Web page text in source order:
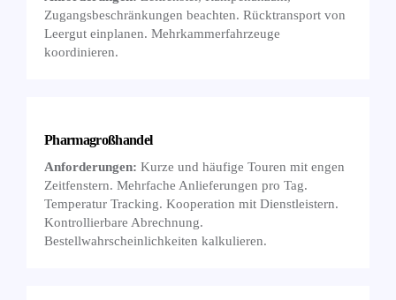
Zugangsbeschränkungen beachten. Rücktransport von
Leergut einplanen. Mehrkammerfahrzeuge
koordinieren.
Pharmagroßhandel
Anforderungen: Kurze und häufige Touren mit engen
Zeitfenstern. Mehrfache Anlieferungen pro Tag.
Temperatur Tracking. Kooperation mit Dienstleistern.
Kontrollierbare Abrechnung.
Bestellwahrscheinlichkeiten kalkulieren.